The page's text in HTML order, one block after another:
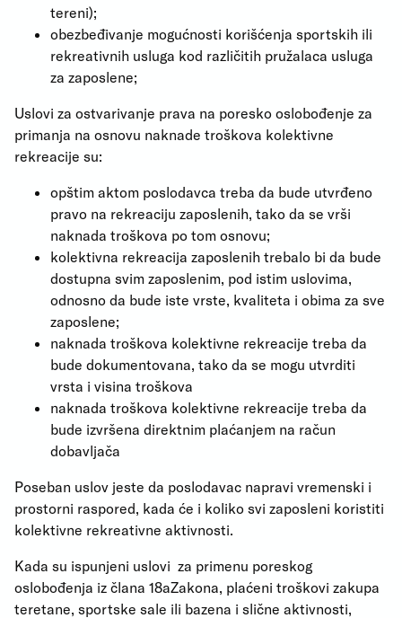
tereni);
obezbeđivanje mogućnosti korišćenja sportskih ili
rekreativnih usluga kod različitih pružalaca usluga
za zaposlene;
Uslovi za ostvarivanje prava na poresko oslobođenje za
primanja na osnovu naknade troškova kolektivne
rekreacije su:
opštim aktom poslodavca treba da bude utvrđeno
pravo na rekreaciju zaposlenih, tako da se vrši
naknada troškova po tom osnovu;
kolektivna rekreacija zaposlenih trebalo bi da bude
dostupna svim zaposlenim, pod istim uslovima,
odnosno da bude iste vrste, kvaliteta i obima za sve
zaposlene;
naknada troškova kolektivne rekreacije treba da
bude dokumentovana, tako da se mogu utvrditi
vrsta i visina troškova
naknada troškova kolektivne rekreacije treba da
bude izvršena direktnim plaćanjem na račun
dobavljača
Poseban uslov jeste da poslodavac napravi vremenski i
prostorni raspored, kada će i koliko svi zaposleni koristiti
kolektivne rekreativne aktivnosti.
Kada su ispunjeni uslovi za primenu poreskog
oslobođenja iz člana 18aZakona, plaćeni troškovi zakupa
teretane, sportske sale ili bazena i slične aktivnosti,